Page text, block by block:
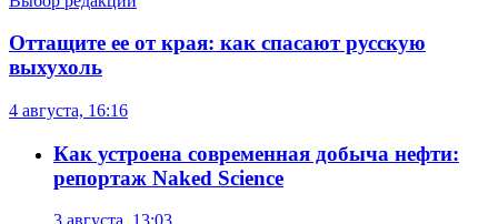
Оттащите ее от края: как спасают русскую
выхухоль
4 августа, 16:16
Как устроена современная добыча нефти:
репортаж Naked Science